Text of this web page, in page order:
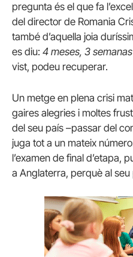
pregunta és el que fa
del director de Romania
també d’aquella joia
es diu: 4 meses, 3
vist, podeu recuperar.
Un metge en plena crisi
gaires alegries i moltes
del seu país –passar del
juga tot a un mateix
l’examen de final d’etapa,
a Anglaterra, perquè al